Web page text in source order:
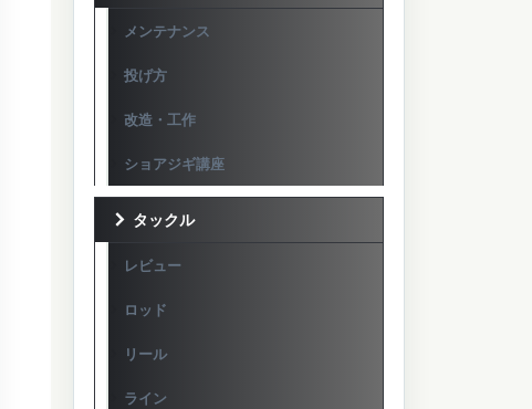
メンテナンス
投げ方
改造・工作
ショアジギ講座
タックル
レビュー
ロッド
リール
ライン